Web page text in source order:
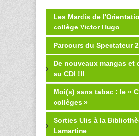
Les Mardis de
collège Victor Hugo
Parcours du Spectateur
De nouveaux mangas et
au CDI !!!
Moi(s) sans tabac : le «
collèges »
Sorties Ulis à la
Lamartine